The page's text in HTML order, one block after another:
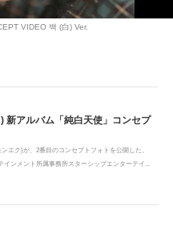
VIDEO 백 (白) Ver.
新アルバム「純白天使」コンセプ
エク)が、2番目のコンセプトフォトを公開した。
インメント所属事務所スターシップエンターテイ...